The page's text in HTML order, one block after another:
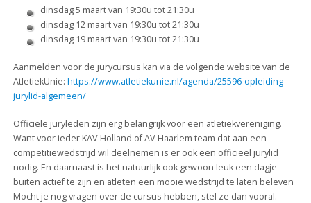
dinsdag 5 maart van 19:30u tot 21:30u
dinsdag 12 maart van 19:30u tot 21:30u
dinsdag 19 maart van 19:30u tot 21:30u
Aanmelden voor de jurycursus kan via de volgende website van de
AtletiekUnie: https://www.atletiekunie.nl/agenda/25596-opleiding-
jurylid-algemeen/
Officiële juryleden zijn erg belangrijk voor een atletiekvereniging.
Want voor ieder KAV Holland of AV Haarlem team dat aan een
competitiewedstrijd wil deelnemen is er ook een officieel jurylid
nodig. En daarnaast is het natuurlijk ook gewoon leuk een dagje
buiten actief te zijn en atleten een mooie wedstrijd te laten beleven
Mocht je nog vragen over de cursus hebben, stel ze dan vooral.